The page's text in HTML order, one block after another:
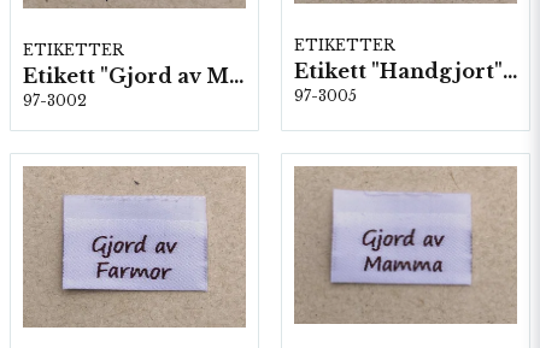
ETIKETTER
Etikett "Gjord av Mormor" Vit 10 st/färp.
97-3002
ETIKETTER
Etikett "Handgjort" Vit 10 st/förp.
97-3005